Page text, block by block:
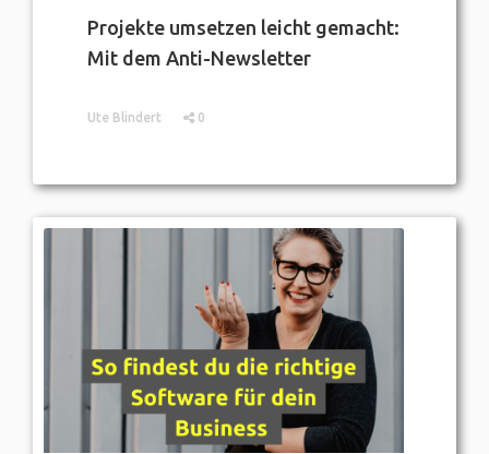
Projekte umsetzen leicht gemacht:
Mit dem Anti-Newsletter
Ute Blindert 0